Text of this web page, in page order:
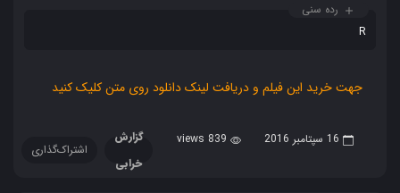
رده سنی
R
جهت خرید این فیلم و دریافت لینک دانلود روی متن کلیک کنید
16 سپتامبر 2016 839 views
گزارش
خرابی
اشتراک‌گذاری